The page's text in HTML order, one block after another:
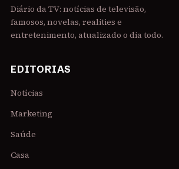
Diário da TV: notícias de televisão,
famosos, novelas, realities e
entretenimento, atualizado o dia todo.
EDITORIAS
Notícias
Marketing
Saúde
Casa